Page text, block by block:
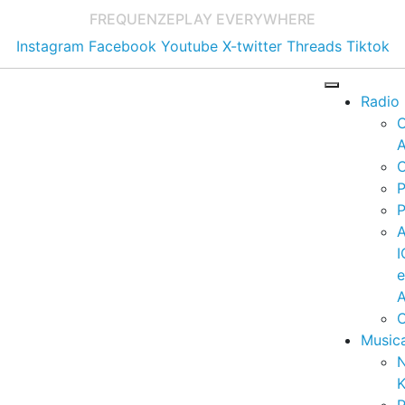
FREQUENZEPLAY EVERYWHERE
Instagram Facebook Youtube X-twitter Threads Tiktok
Radio
e